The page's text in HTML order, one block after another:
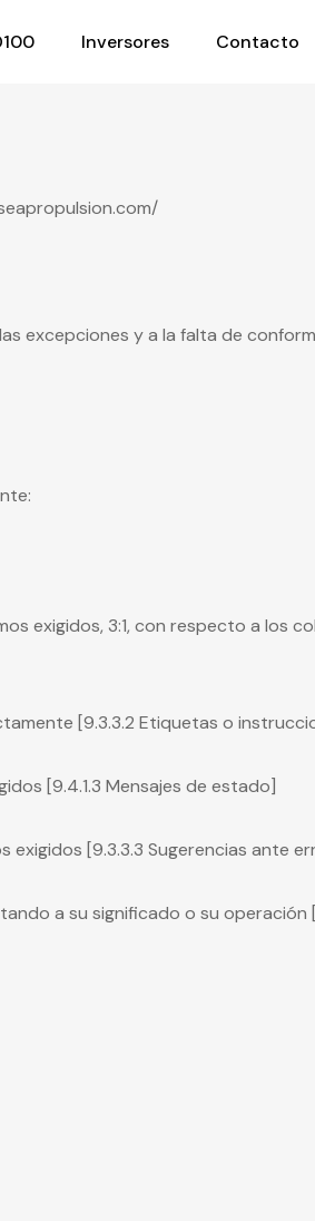
Inversores Contacto
excepciones y a la falta de
exigidos, 3:1, con respecto a los
[9.3.3.2 Etiquetas o
[9.4.1.3 Mensajes de estado]
[9.3.3.3 Sugerencias ante
a su significado o su operación